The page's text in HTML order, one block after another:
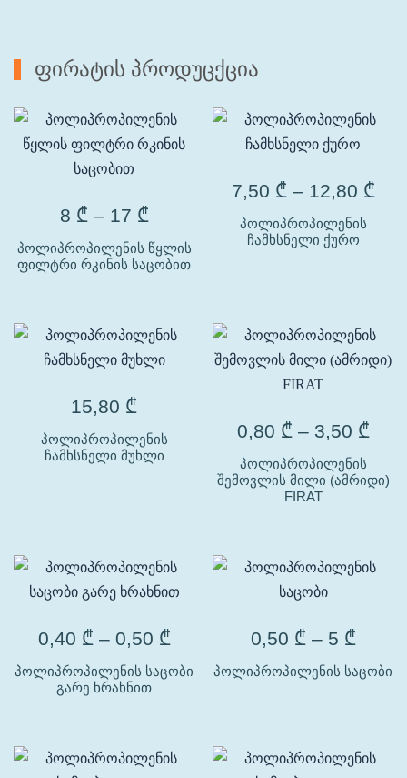
ფირატის პროდუცქცია
8 ₾ – 17 ₾
პოლიპროპილენის წყლის
ფილტრი რკინის საცობით
7,50 ₾ – 12,80 ₾
პოლიპროპილენის
ჩამხსნელი ქურო
15,80 ₾
პოლიპროპილენის
ჩამხსნელი მუხლი
0,80 ₾ – 3,50 ₾
პოლიპროპილენის
შემოვლის მილი (ამრიდი)
FIRAT
0,40 ₾ – 0,50 ₾
პოლიპროპილენის საცობი
გარე ხრახნით
0,50 ₾ – 5 ₾
პოლიპროპილენის საცობი